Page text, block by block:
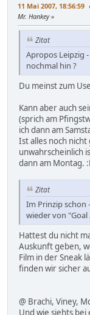
11 Mai 2007, 18:56:59
Mr. Hankey
Zitat
Apropos Leipzig
nochmal hin ?
Du meinst zum
Kann aber auch
(sprich am
ich dann am
Ist alles noch
unwahrscheinlich
dann am Montag.
Zitat
Im Prinzip schon
wieder von
Hattest du nicht
Auskunft geben,
Film in der Sneak
finden wir sicher
@ Brachi, Viney,
Und wie siehts bei